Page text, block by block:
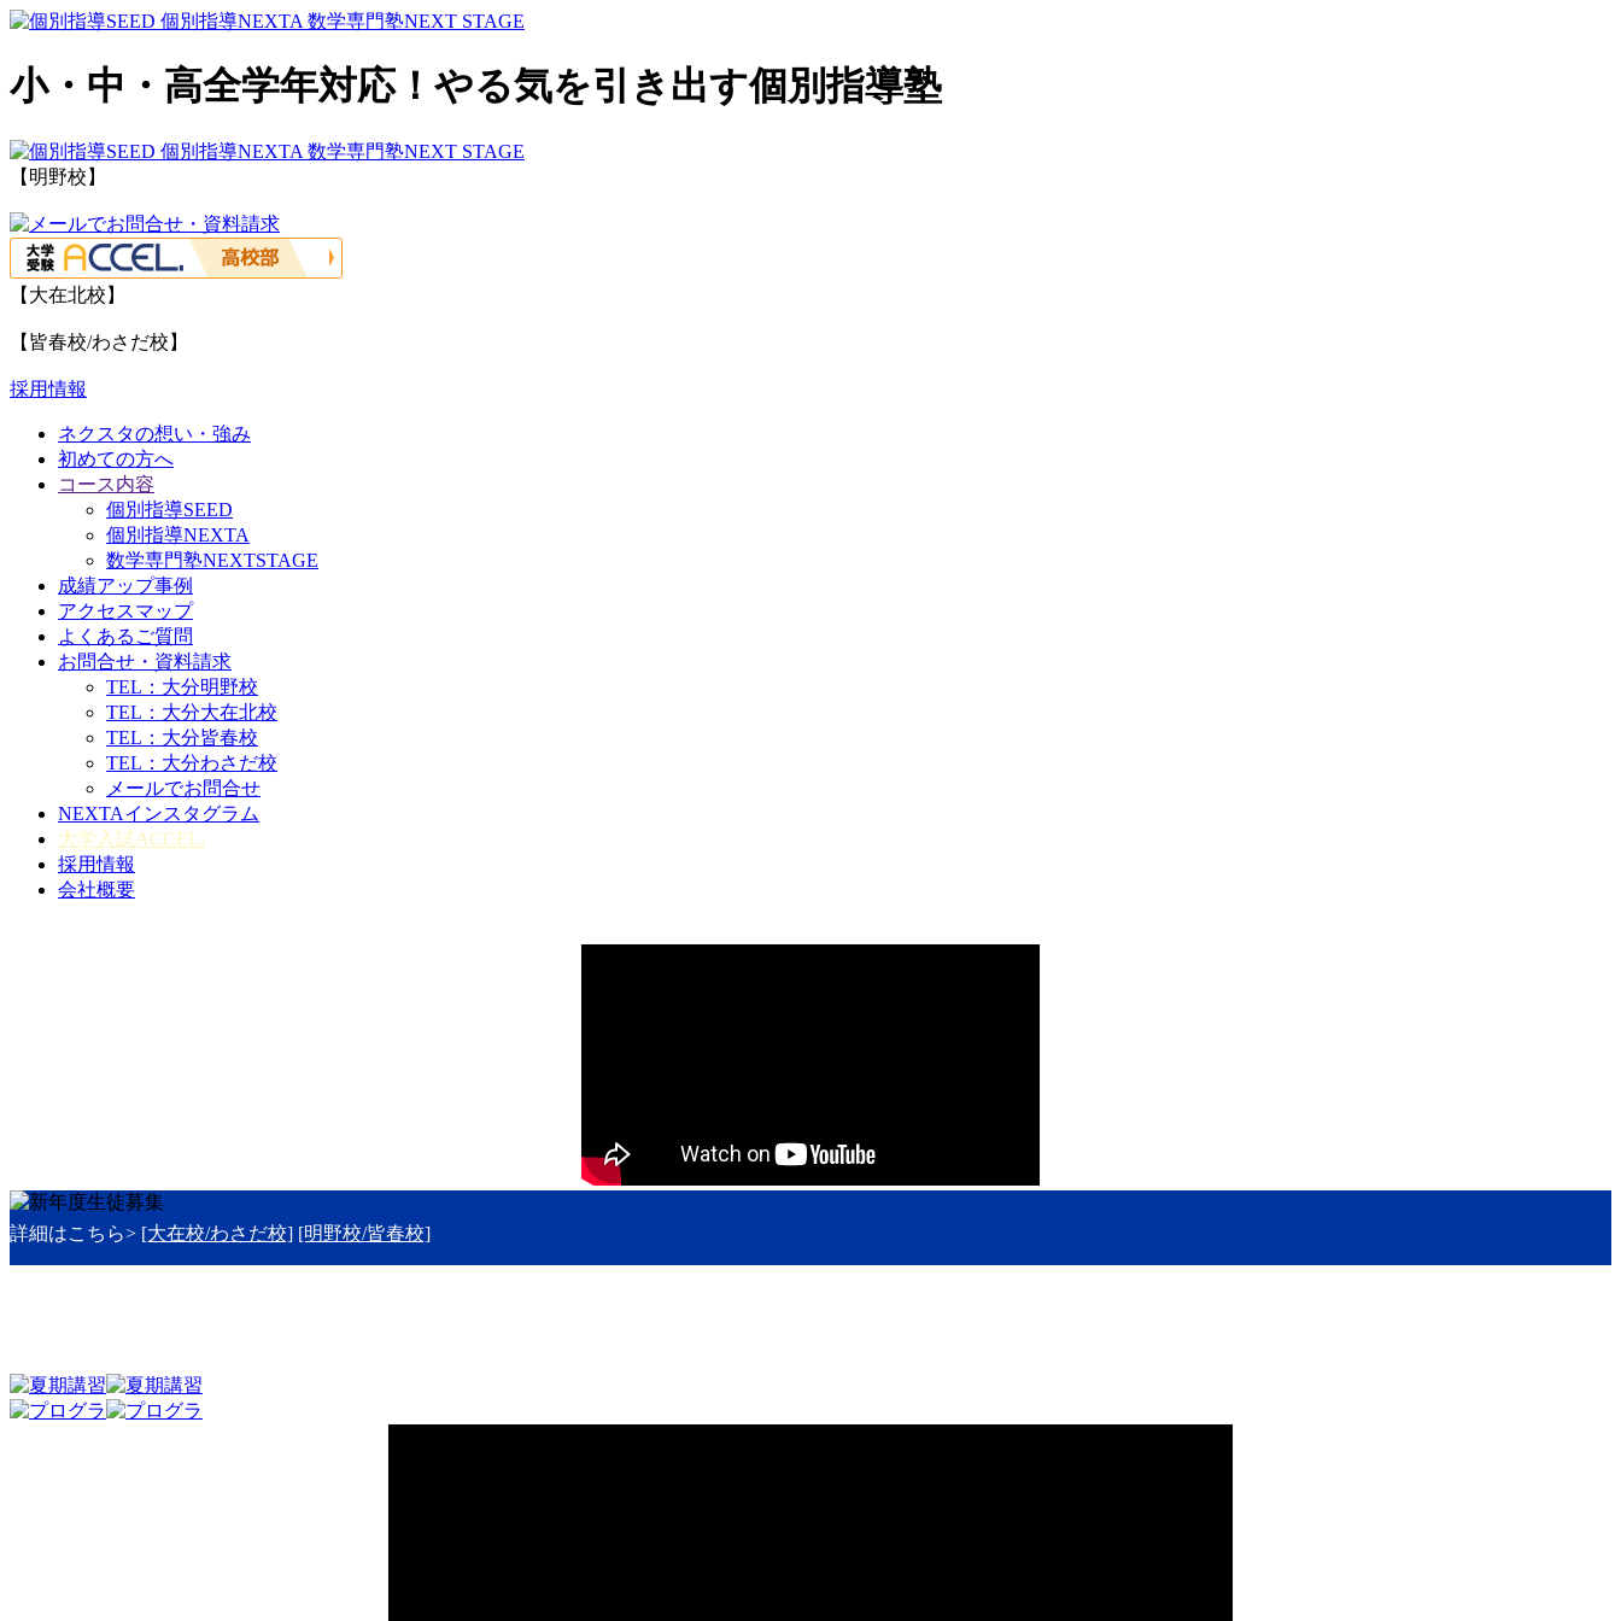
小・中・高全学年対応！やる気を引き出す個別指導塾
【明野校】
【大在北校】
【皆春校/わさだ校】
採用情報
ネクスタの想い・強み
初めての方へ
コース内容
個別指導SEED
個別指導NEXTA
数学専門塾NEXTSTAGE
成績アップ事例
アクセスマップ
よくあるご質問
お問合せ・資料請求
TEL：大分明野校
TEL：大分大在北校
TEL：大分皆春校
TEL：大分わさだ校
メールでお問合せ
NEXTAインスタグラム
大学入試ACCEL.
採用情報
会社概要
詳細はこちら> [大在校/わさだ校] [明野校/皆春校]